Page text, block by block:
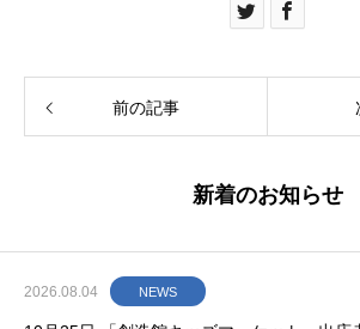
前の記事
新着のお知らせ
2026.08.04 NEWS